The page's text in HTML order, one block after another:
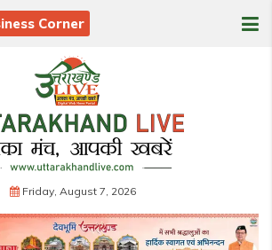
Corner
Friday, August 7, 2026